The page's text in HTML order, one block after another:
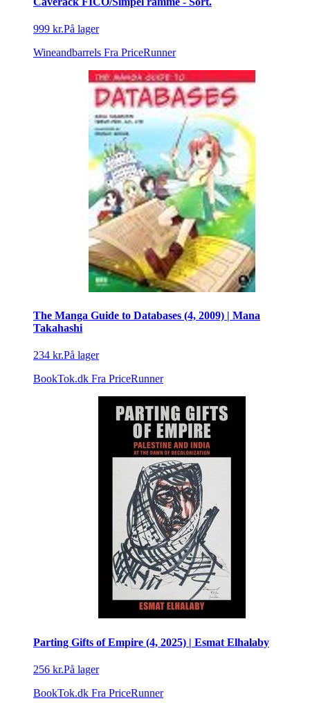
999 kr.På lager
Wineandbarrels Fra PriceRunner
The Manga Guide to Databases (4, 2009) | Mana
Takahashi
234 kr.På lager
BookTok.dk Fra PriceRunner
Parting Gifts of Empire (4, 2025) | Esmat Elhalaby
256 kr.På lager
BookTok.dk Fra PriceRunner